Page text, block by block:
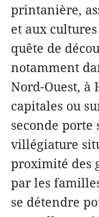
printanière,
et aux
quête de
notamment
Nord-Ouest, à
capitales ou
seconde porte
villégiature
proximité des
par les
se détendre